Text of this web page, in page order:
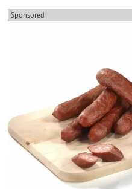
Sponsored